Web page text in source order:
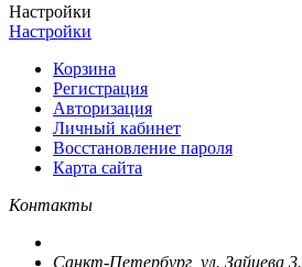
Настройки
Настройки
Корзина
Регистрация
Авторизация
Личный кабинет
Восстановление пароля
Карта сайта
Контакты
Санкт-Петербург, ул. Зайцева 3.